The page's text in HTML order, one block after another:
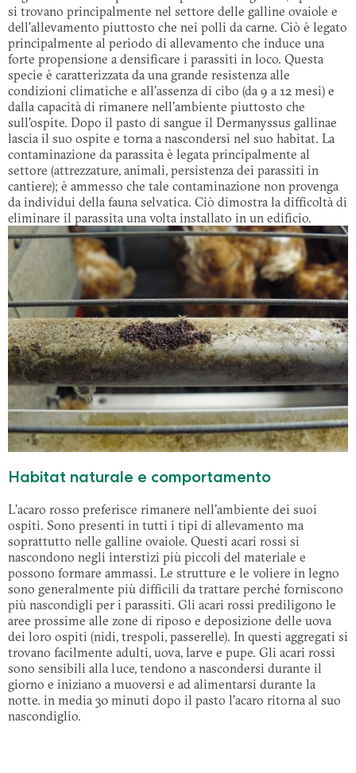
si trovano principalmente nel settore delle galline ovaiole e
dell'allevamento piuttosto che nei polli da carne. Ciò è legato
principalmente al periodo di allevamento che induce una
forte propensione a densificare i parassiti in loco. Questa
specie è caratterizzata da una grande resistenza alle
condizioni climatiche e all'assenza di cibo (da 9 a 12 mesi) e
dalla capacità di rimanere nell'ambiente piuttosto che
sull'ospite. Dopo il pasto di sangue il Dermanyssus gallinae
lascia il suo ospite e torna a nascondersi nel suo habitat. La
contaminazione da parassita è legata principalmente al
settore (attrezzature, animali, persistenza dei parassiti in
cantiere); è ammesso che tale contaminazione non provenga
da individui della fauna selvatica. Ciò dimostra la difficoltà di
eliminare il parassita una volta installato in un edificio.
Habitat naturale e comportamento
L'acaro rosso preferisce rimanere nell'ambiente dei suoi
ospiti. Sono presenti in tutti i tipi di allevamento ma
soprattutto nelle galline ovaiole. Questi acari rossi si
nascondono negli interstizi più piccoli del materiale e
possono formare ammassi. Le strutture e le voliere in legno
sono generalmente più difficili da trattare perché forniscono
più nascondigli per i parassiti. Gli acari rossi prediligono le
aree prossime alle zone di riposo e deposizione delle uova
dei loro ospiti (nidi, trespoli, passerelle). In questi aggregati si
trovano facilmente adulti, uova, larve e pupe. Gli acari rossi
sono sensibili alla luce, tendono a nascondersi durante il
giorno e iniziano a muoversi e ad alimentarsi durante la
notte. in media 30 minuti dopo il pasto l'acaro ritorna al suo
nascondiglio.